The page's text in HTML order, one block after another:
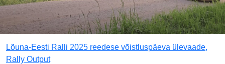
Lõuna-Eesti Ralli 2025 reedese võistluspäeva ülevaade,
Rally Output